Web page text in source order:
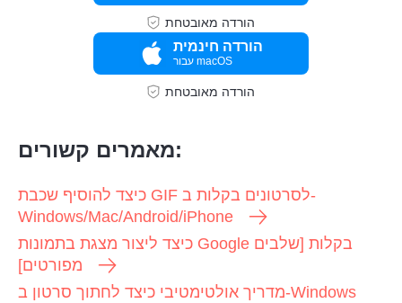
שלב 1.
הורדה מאובטחת
הורדה חינמית
עבור macOS
הורדה מאובטחת
מאמרים קשורים:
כיצד להוסיף שכבת GIF לסרטונים בקלות ב-
Windows/Mac/Android/iPhone
כיצד ליצור מצגת בתמונות Google בקלות [שלבים
מפורטים]
מדריך אולטימטיבי כיצד לחתוך סרטון ב-Windows